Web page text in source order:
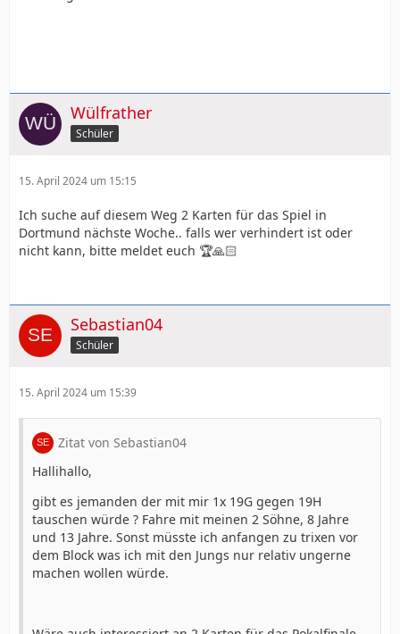
Wülfrather
Schüler
15. April 2024 um 15:15
Ich suche auf diesem Weg 2 Karten für das Spiel in
Dortmund nächste Woche.. falls wer verhindert ist oder
nicht kann, bitte meldet euch 🏆🙏🏻
Sebastian04
Schüler
15. April 2024 um 15:39
Zitat von Sebastian04
Hallihallo,
gibt es jemanden der mit mir 1x 19G gegen 19H
tauschen würde ? Fahre mit meinen 2 Söhne, 8 Jahre
und 13 Jahre. Sonst müsste ich anfangen zu trixen vor
dem Block was ich mit den Jungs nur relativ ungerne
machen wollen würde.